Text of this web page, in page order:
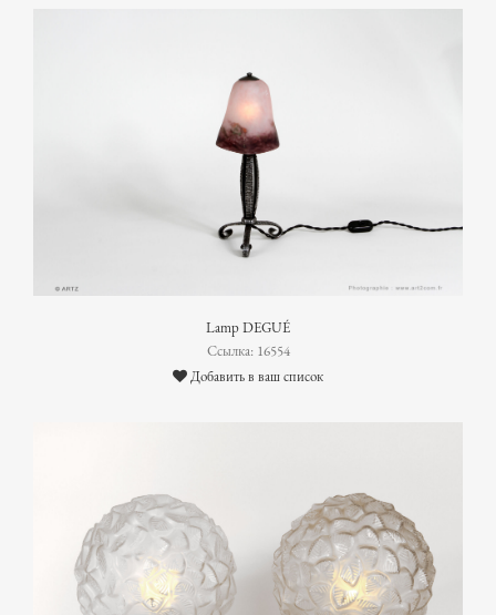
Lamp DEGUÉ
Ссылка: 16554
Добавить в ваш список